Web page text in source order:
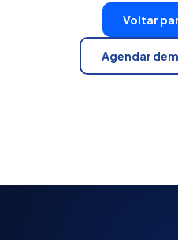
Voltar
Agendar